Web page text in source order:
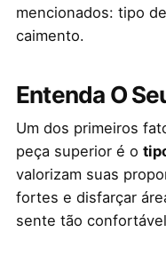
mencionados: tipo
caimento.
Entenda O
Um dos primeiros
peça superior é o
valorizam suas
fortes e disfarçar
sente tão